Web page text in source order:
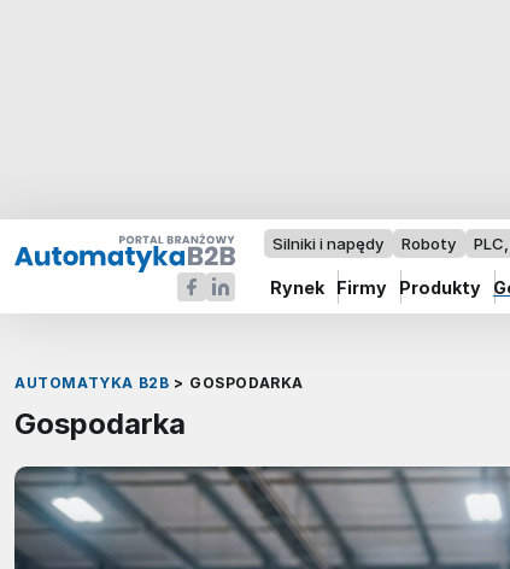
Silniki i napędy Roboty
Rynek Firmy Produkty
AUTOMATYKA B2B > GOSPODARKA
Gospodarka